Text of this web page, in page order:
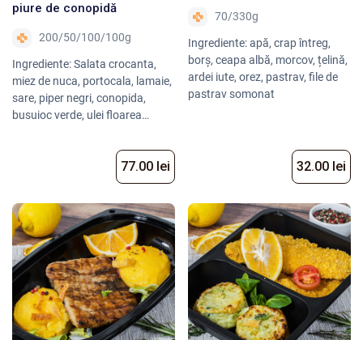
piure de conopidă
200/50/100/100g
Ingrediente: Salata crocanta,
miez de nuca, portocala, lamaie,
sare, piper negri, conopida,
busuioc verde, ulei floarea
77.00 lei
70/330g
Ingrediente: apă, crap întreg,
borș, ceapa albă, morcov, țelină,
ardei iute, orez, pastrav, file de
pastrav somonat
32.00 lei